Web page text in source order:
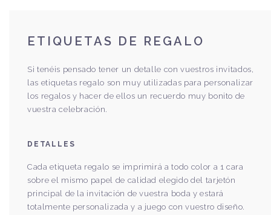
ETIQUETAS DE REGALO
Si tenéis pensado tener un detalle con vuestros invitados,
las etiquetas regalo son muy utilizadas para personalizar
los regalos y hacer de ellos un recuerdo muy bonito de
vuestra celebración.
DETALLES
Cada etiqueta regalo se imprimirá a todo color a 1 cara
sobre el mismo papel de calidad elegido del tarjetón
principal de la invitación de vuestra boda y estará
totalmente personalizada y a juego con vuestro diseño.